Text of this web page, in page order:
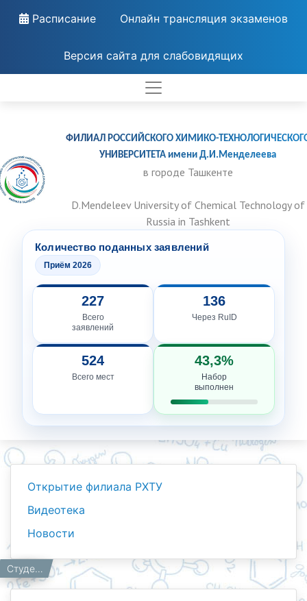
Расписание Онлайн трансляция экзаменов
Версия сайта для слабовидящих
ФИЛИАЛ РОССИЙСКОГО ХИМИКО-
УНИВЕРСИТЕТА имени Д.И.Менделеева
в городе Ташкенте
D.Mendeleev University of Chemical Technology of
Russia in Tashkent
Количество поданных заявлений
Приём 2026
227
Всего
заявлений
136
Через RuID
524
Всего мест
43,3%
Набор
выполнен
Открытие филиала РХТУ
Видеотека
Новости
Главная
Работникам
Новости Студентка 4 курса филиала Российского химико-технологического университета имени Д. И. Менделеева в Ташкенте стала обладательницей государственной стипендии имени Ислома Каримова 🎓